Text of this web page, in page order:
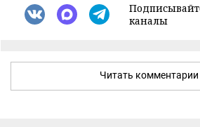
каналы
Читать комментарии